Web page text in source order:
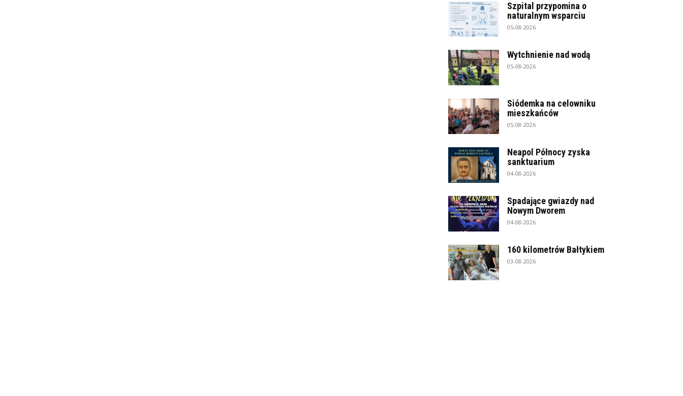
Szpital przypomina o
naturalnym wsparciu
05-08-2026
Wytchnienie nad wodą
05-08-2026
Siódemka na celowniku
mieszkańców
05-08-2026
Neapol Północy zyska
sanktuarium
04-08-2026
Spadające gwiazdy nad
Nowym Dworem
04-08-2026
160 kilometrów Bałtykiem
03-08-2026